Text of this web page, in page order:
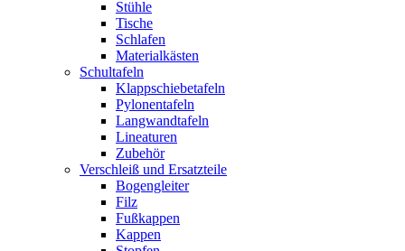
Stühle
Tische
Schlafen
Materialkästen
Schultafeln
Klappschiebetafeln
Pylonentafeln
Langwandtafeln
Lineaturen
Zubehör
Verschleiß und Ersatzteile
Bogengleiter
Filz
Fußkappen
Kappen